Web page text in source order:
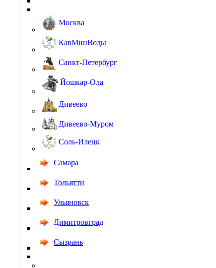
Москва
КавМинВоды
Санкт-Петербург
Йошкар-Ола
Дивеево
Дивеево-Муром
Соль-Илецк
Самара
Тольятти
Ульяновск
Димитровград
Сызрань